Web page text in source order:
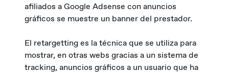
afiliados a Google Adsense con anuncios
gráficos se muestre un banner del prestador.
El retargetting es la técnica que se utiliza para
mostrar, en otras webs gracias a un sistema de
tracking, anuncios gráficos a un usuario que ha